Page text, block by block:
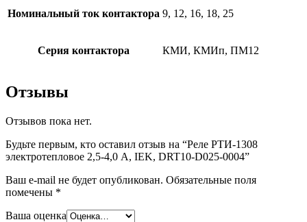
Номинальный ток контактора 9, 12, 16, 18, 25
Серия контактора КМИ, КМИп, ПМ12
Отзывы
Отзывов пока нет.
Будьте первым, кто оставил отзыв на “Реле РТИ-1308
электротепловое 2,5-4,0 А, IEK, DRT10-D025-0004”
Ваш e-mail не будет опубликован. Обязательные поля
помечены *
Ваша оценка